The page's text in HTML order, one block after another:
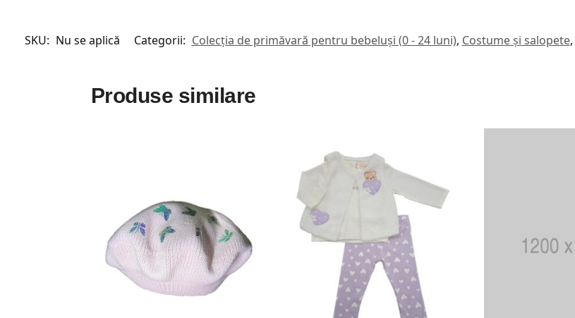
SKU: Nu se aplică Categorii: Colecția de primăvară pentru bebeluși (0 - 24 luni), Costume și salopete,
Produse similare